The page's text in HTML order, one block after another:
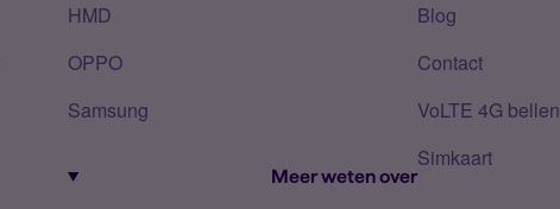
HMD
OPPO
Samsung
Meer weten over
Blog
Contact
VoLTE 4G bellen
Simkaart